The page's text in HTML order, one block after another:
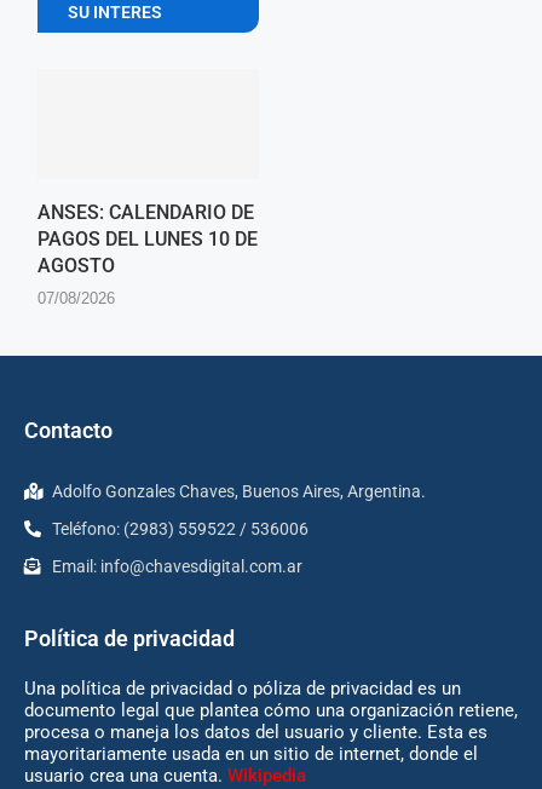
SU INTERES
ANSES: CALENDARIO DE
PAGOS DEL LUNES 10 DE
AGOSTO
07/08/2026
Contacto
Adolfo Gonzales Chaves, Buenos Aires, Argentina.
Teléfono: (2983) 559522 / 536006
Email: info@chavesdigital.com.ar
Política de privacidad
Una política de privacidad o póliza de privacidad es un
documento legal que plantea cómo una organización retiene,
procesa o maneja los datos del usuario y cliente. Esta es
mayoritariamente usada en un sitio de internet, donde el
usuario crea una cuenta. Wikipedia